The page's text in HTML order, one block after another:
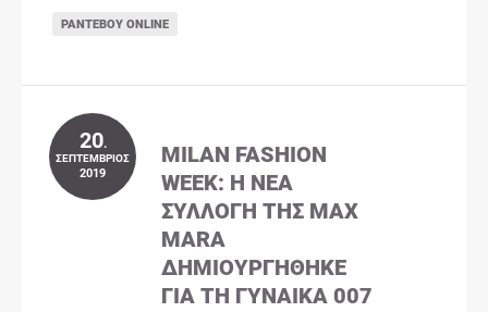
ΡΑΝΤΕΒΟΎ ONLINE
20.
ΣΕΠΤΈΜΒΡΙΟΣ
2019
MILAN FASHION
WEEK: Η ΝΈΑ
ΣΥΛΛΟΓΉ ΤΗΣ MAX
MARA
ΔΗΜΙΟΥΡΓΉΘΗΚΕ
ΓΙΑ ΤΗ ΓΥΝΑΊΚΑ 007